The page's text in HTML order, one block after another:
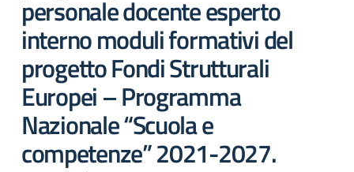
personale docente esperto
interno moduli formativi del
progetto Fondi Strutturali
Europei – Programma
Nazionale “Scuola e
competenze” 2021-2027.